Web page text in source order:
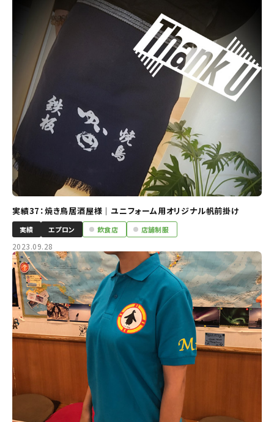
実績37：焼き鳥居酒屋様｜ユニフォーム用オリジナル帆前掛け
実績 エプロン 飲食店 店舗制服
2023.09.28